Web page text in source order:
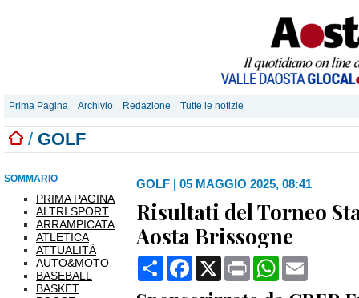
Prima Pagina Archivio Redazione Tutte le notizie
/ GOLF
SOMMARIO
PRIMA PAGINA
ALTRI SPORT
ARRAMPICATA
ATLETICA
ATTUALITÀ
AUTO&MOTO
BASEBALL
BASKET
GOLF | 05 MAGGIO 2025, 08:41
Risultati del Torneo
Aosta Brissogne
CondividiFacebook
X Print WhatsApp